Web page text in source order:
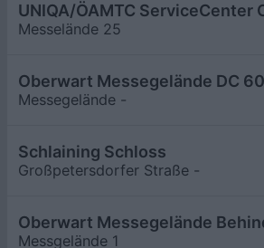
UNIQA/ÖAMTC ServiceCenter
Messelände 25
Oberwart Messegelände DC
Messegelände -
Schlaining Schloss
Großpetersdorfer Straße -
Oberwart Messegelände
Messgelände 1